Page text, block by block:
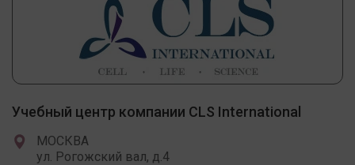
Учебный центр компании CLS International
МОСКВА
ул. Рогожский вал, д.4